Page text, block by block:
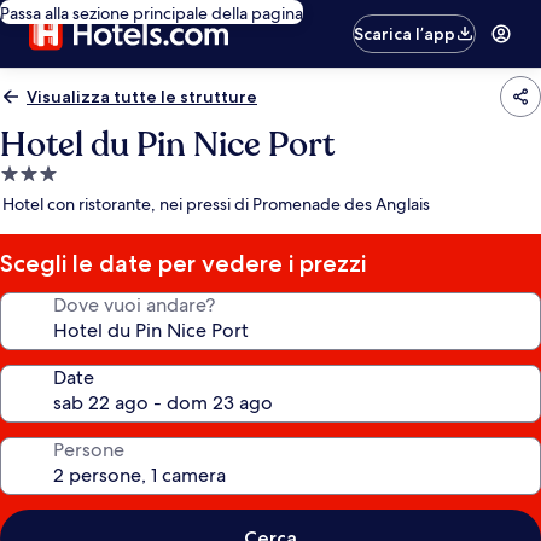
Passa alla sezione principale della pagina
Scarica l’app
Visualizza tutte le strutture
Hotel du Pin Nice Port
Struttura
a
stelle
Hotel con ristorante, nei pressi di Promenade des Anglais
Scegli le date per vedere i prezzi
Dove vuoi andare?
Date
Persone